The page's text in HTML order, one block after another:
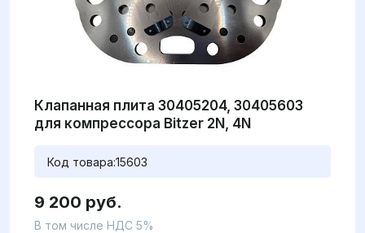
Клапанная плита 30405204, 30405603
для компрессора Bitzer 2N, 4N
Код товара:15603
9 200 руб.
В том числе НДС 5%